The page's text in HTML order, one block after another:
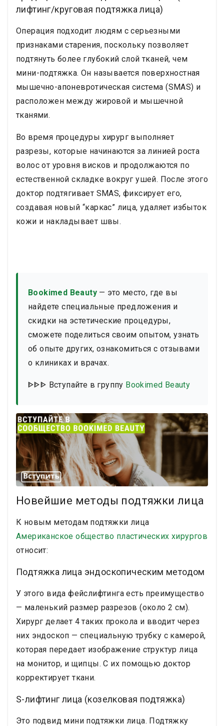
лифтинг/круговая подтяжка лица)
Операция подходит людям с серьезными
признаками старения, поскольку позволяет
подтянуть более глубокий слой тканей, чем
мини-подтяжка. Он называется поверхностная
мышечно-апоневротическая система (SMAS) и
расположен между жировой и мышечной
тканями.
Во время процедуры хирург выполняет
разрезы, которые начинаются за линией роста
волос от уровня висков и продолжаются по
естественной складке вокруг ушей. После этого
доктор подтягивает SMAS, фиксирует его,
создавая новый “каркас” лица, удаляет избыток
кожи и накладывает швы.
Bookimed Beauty — это место, где вы
найдете специальные предложения и
скидки на эстетические процедуры,
сможете поделиться своим опытом, узнать
об опыте других, ознакомиться с отзывами
о клиниках и врачах.
ᐈᐈᐈ Вступайте в группу Bookimed Beauty
Новейшие методы подтяжки лица
К новым методам подтяжки лица
Американское общество пластических хирургов
относит:
Подтяжка лица эндоскопическим методом
У этого вида фейслифтинга есть преимущество
— маленький размер разрезов (около 2 см).
Хирург делает 4 таких прокола и вводит через
них эндоскоп — специальную трубку с камерой,
которая передает изображение структур лица
на монитор, и щипцы. С их помощью доктор
корректирует ткани.
S-лифтинг лица (козелковая подтяжка)
Это подвид мини подтяжки лица. Подтяжку